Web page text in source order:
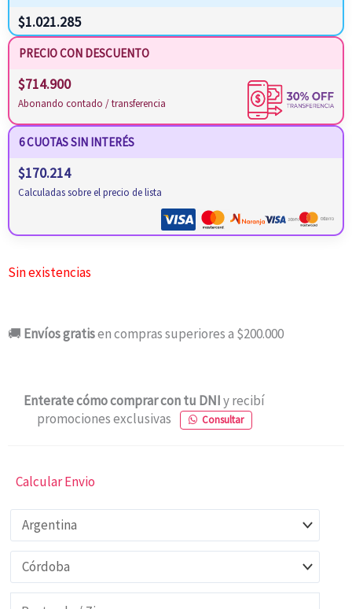
$1.021.285
PRECIO CON DESCUENTO
$714.900
Abonando contado / transferencia
6 CUOTAS SIN INTERÉS
$170.214
Calculadas sobre el precio de lista
Sin existencias
🚚 Envíos gratisen compras superiores a $200.000
Enterate cómo comprar con tu DNIy recibí
promociones exclusivas
Consultar
Calcular Envio